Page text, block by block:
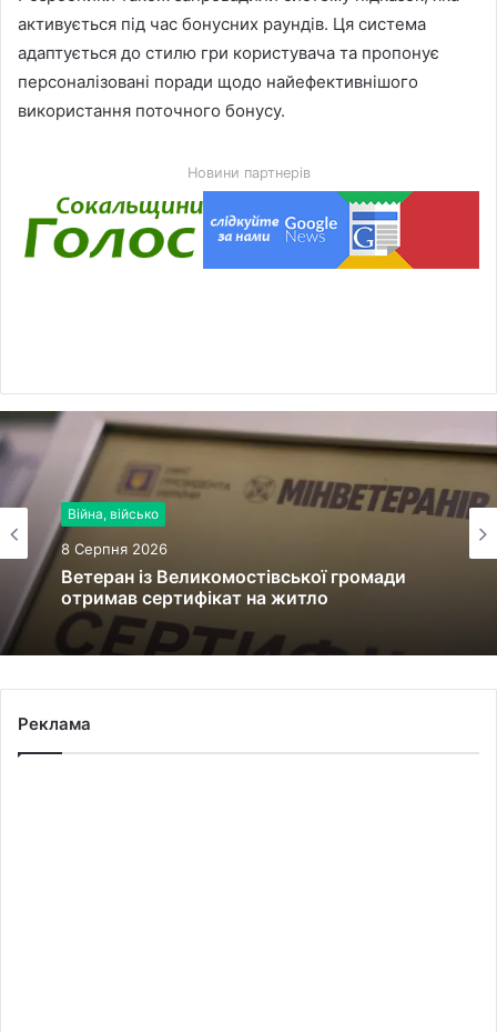
активується під час бонусних раундів. Ця система
адаптується до стилю гри користувача та пропонує
персоналізовані поради щодо найефективнішого
використання поточного бонусу.
Новини партнерів
Війна, військо
8 Серпня 2026
Ветеран із Великомостівської громади
отримав сертифікат на житло
Реклама